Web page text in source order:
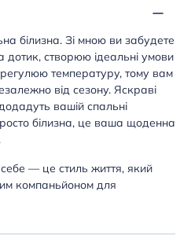
білизна. Зі мною ви забудете
дотик, створюю ідеальні умови
температуру, тому вам
від сезону. Яскраві
вашій спальні
білизна, це ваша щоденна
— це стиль життя, який
компаньйоном для